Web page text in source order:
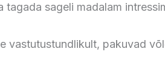
tagada sageli madalam
vastutustundlikult, pakuvad